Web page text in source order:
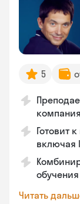
5
Готовит
включая
обучения
Читать